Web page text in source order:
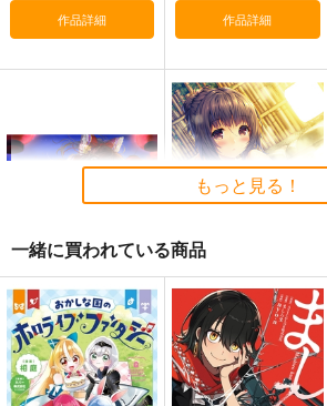
東方Project
サンプル
東方Project
サンプル
カート
作品詳細 作品詳細
東方Project B3マイク
ロファイバータオ
ル 萩原凛
株式会社虎の穴
1,834円（税込）
さより キャンバスボ
ード Normal ver.【単
品版】
株式会社虎の穴
3,850円（税込）
もっと見る！
一緒に買われている商品